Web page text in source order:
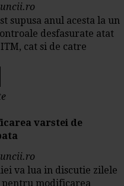
supusa anul acesta la un
desfasurate atat
cat si de catre
varstei de
va lua in discutie zilele
pentru modificarea